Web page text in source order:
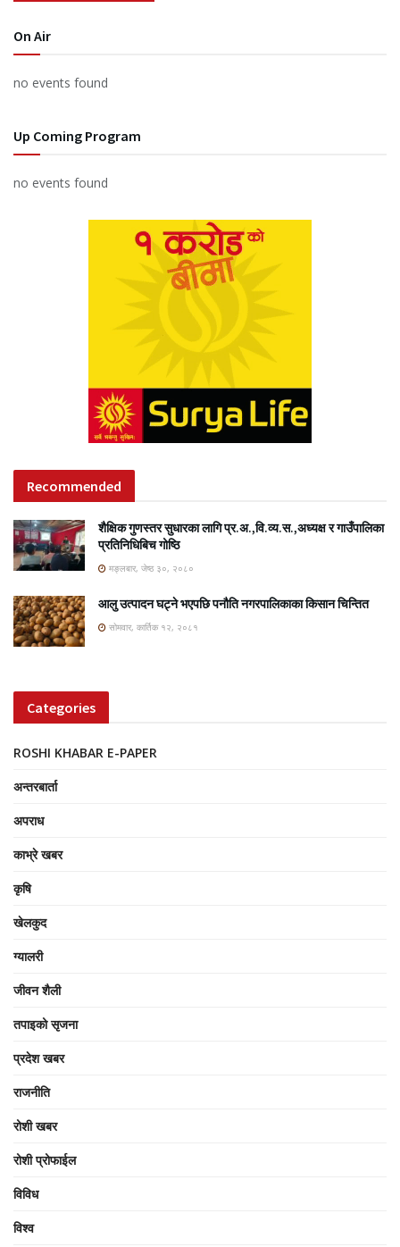
On Air
no events found
Up Coming Program
no events found
Recommended
शैक्षिक गुणस्तर सुधारका लागि प्र.अ.,वि.व्य.स.,अध्यक्ष र गाउँपालिका
प्रतिनिधिबिच गोष्ठि
मङ्लबार, जेष्ठ ३०, २०८०
आलु उत्पादन घट्ने भएपछि पनौति नगरपालिकाका किसान चिन्तित
सोमवार, कार्तिक १२, २०८१
Categories
ROSHI KHABAR E-PAPER
अन्तरबार्ता
अपराध
काभ्रे खबर
कृषि
खेलकुद
ग्यालरी
जीवन शैली
तपाइको सृजना
प्रदेश खबर
राजनीति
रोशी खबर
रोशी प्रोफाईल
विविध
विश्व